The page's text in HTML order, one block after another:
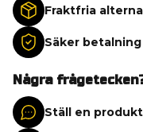
Fraktfria
Säker betalning
Några
Ställ en